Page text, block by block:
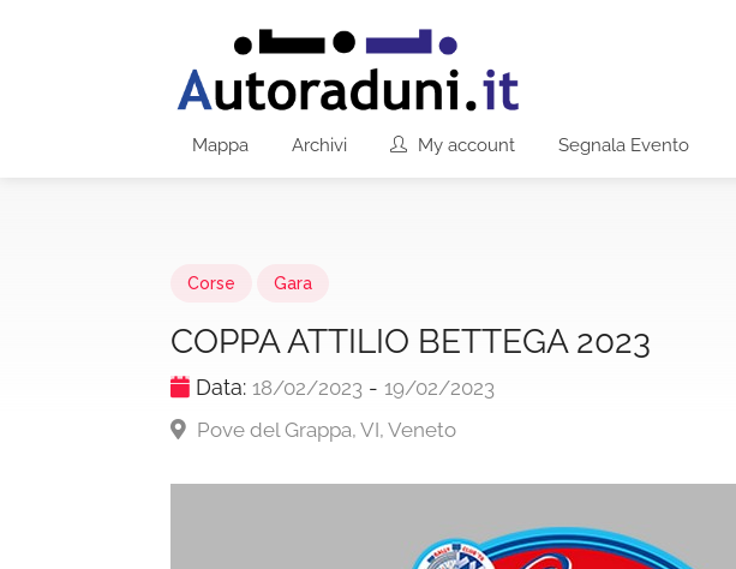
Mappa Archivi My account Segnala Evento
Corse Gara
COPPA ATTILIO BETTEGA 2023
Data: 18/02/2023 - 19/02/2023
Pove del Grappa, VI, Veneto